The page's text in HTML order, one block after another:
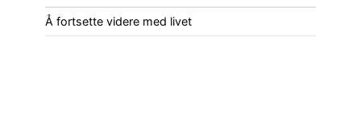
Å fortsette videre med livet